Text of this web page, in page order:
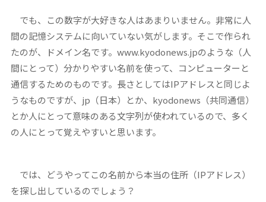
でも、この数字が大好きな人はあまりいません。非常に人
間の記憶システムに向いていない気がします。そこで作られ
たのが、ドメイン名です。www.kyodonews.jpのような（人
間にとって）分かりやすい名前を使って、コンピューターと
通信するためのものです。長さとしてはIPアドレスと同じよ
うなものですが、jp（日本）とか、kyodonews（共同通信）
とか人にとって意味のある文字列が使われているので、多く
の人にとって覚えやすいと思います。
では、どうやってこの名前から本当の住所（IPアドレス）
を探し出しているのでしょう？